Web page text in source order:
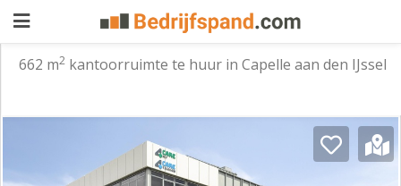
zoeken
662 m2kantoorruimte te huur in Capelle aan den IJssel